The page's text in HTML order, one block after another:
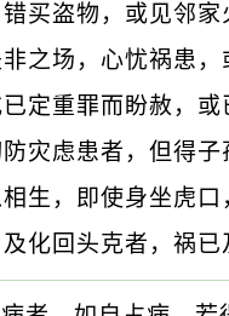
错买盗物，或见邻
非之场，心忧祸患
定重罪而盼赦，
灾虑患者，但得
相生，即使身坐虎
化回头克者，祸